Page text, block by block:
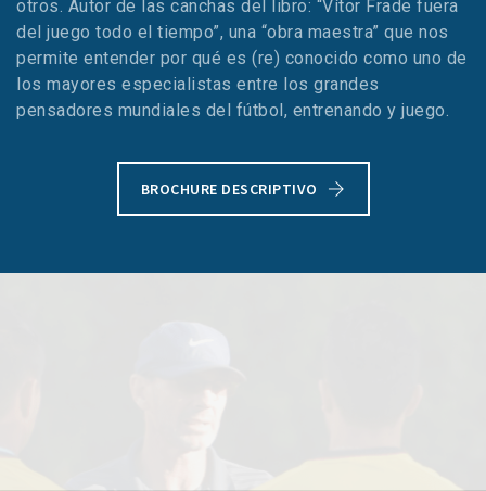
otros. Autor de las canchas del libro: “Vítor Frade fuera
del juego todo el tiempo”, una “obra maestra” que nos
permite entender por qué es (re) conocido como uno de
los mayores especialistas entre los grandes
pensadores mundiales del fútbol, ​​entrenando y juego.
BROCHURE DESCRIPTIVO